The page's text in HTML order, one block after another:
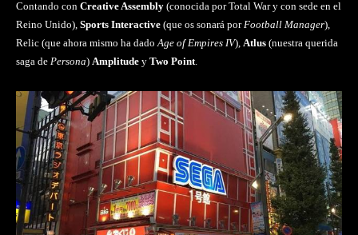
Contando con Creative Assembly (conocida por Total War y con sede en el
Reino Unido), Sports Interactive (que os sonará porFootball Manager),
Relic (que ahora mismo ha dadoAge of Empires IV), Atlus (nuestra querida
saga de Persona) Amplitude y Two Point.